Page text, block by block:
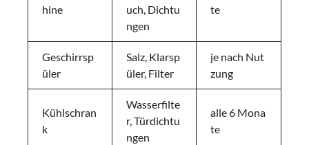
hine
uch, Dichtu
ngen
te
Geschirrsp
üler
Salz, Klarsp
üler, Filter
je nach Nut
zung
Kühlschran
k
Wasserfilte
r, Türdichtu
ngen
alle 6 Mona
te